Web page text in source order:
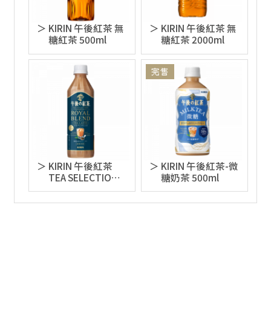
KIRIN 午後紅茶 無
糖紅茶 500ml
KIRIN 午後紅茶 無
糖紅茶 2000ml
KIRIN 午後紅茶
TEA SELECTION
皇家特調奶茶
500ml
KIRIN 午後紅茶-微
糖奶茶 500ml